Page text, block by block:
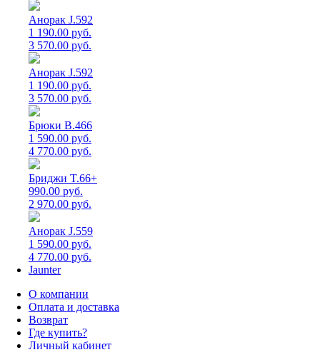
Анорак J.592
1 190.00 руб.
3 570.00 руб.
Анорак J.592
1 190.00 руб.
3 570.00 руб.
Брюки B.466
1 590.00 руб.
4 770.00 руб.
Бриджи T.66+
990.00 руб.
2 970.00 руб.
Анорак J.559
1 590.00 руб.
4 770.00 руб.
Jaunter
О компании
Оплата и доставка
Возврат
Где купить?
Личный кабинет